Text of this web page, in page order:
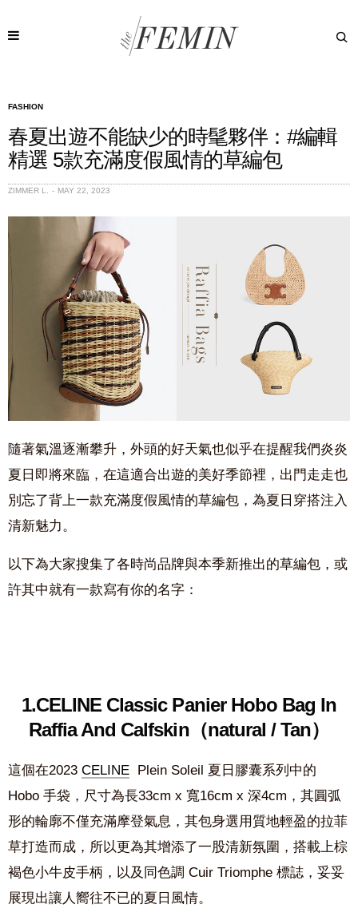
FASHION
春夏出遊不能缺少的時髦夥伴：#編輯
精選 5款充滿度假風情的草編包
ZIMMER L. MAY 22, 2023
隨著氣溫逐漸攀升，外頭的好天氣也似乎在提醒我們炎炎
夏日即將來臨，在這適合出遊的美好季節裡，出門走走也
別忘了背上一款充滿度假風情的草編包，為夏日穿搭注入
清新魅力。
以下為大家搜集了各時尚品牌與本季新推出的草編包，或
許其中就有一款寫有你的名字：
1.CELINE Classic Panier Hobo Bag In
Raffia And Calfskin（natural / Tan）
這個在2023 CELINE Plein Soleil 夏日膠囊系列中的
Hobo 手袋，尺寸為長33cm x 寬16cm x 深4cm，其圓弧
形的輪廓不僅充滿摩登氣息，其包身選用質地輕盈的拉菲
草打造而成，所以更為其增添了一股清新氛圍，搭載上棕
褐色小牛皮手柄，以及同色調 Cuir Triomphe 標誌，妥妥
展現出讓人嚮往不已的夏日風情。